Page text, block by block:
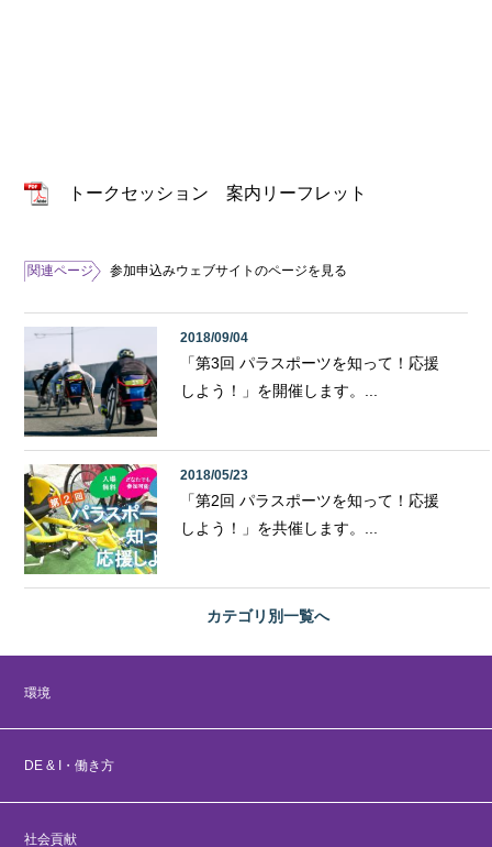
トークセッション 案内リーフレット
関連ページ 参加申込みウェブサイトのページを見る
2018/09/04
「第3回 パラスポーツを知って！応援
しよう！」を開催します。...
カテゴリ別一覧へ
2018/05/23
「第2回 パラスポーツを知って！応援
しよう！」を共催します。...
環境
DE & I・働き方
社会貢献